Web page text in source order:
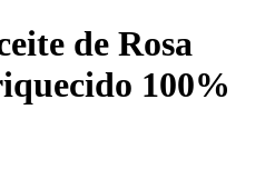
de Rosa
100%